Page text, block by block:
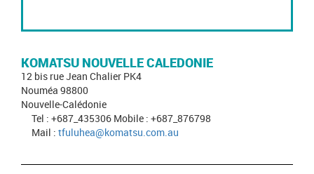
KOMATSU NOUVELLE CALEDONIE
12 bis rue Jean Chalier PK4
Nouméa 98800
Nouvelle-Calédonie
Tel : +687_435306 Mobile : +687_876798
Mail : tfuluhea@komatsu.com.au